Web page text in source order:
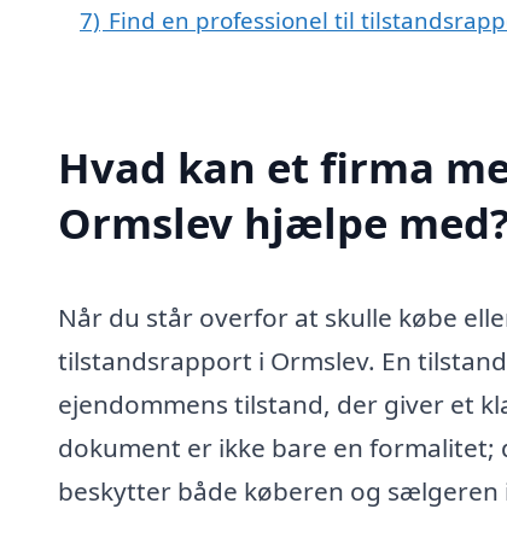
7) Find en professionel til
Hvad kan et firma
Ormslev hjælpe
Når du står overfor at skulle købe
tilstandsrapport i Ormslev. En
ejendommens tilstand, der giver et
dokument er ikke bare en formalitet;
beskytter både køberen og sælgeren